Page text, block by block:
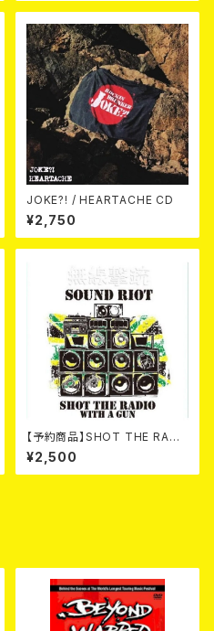
JOKE?! / HEARTACHE CD
¥2,750
【予約商品】SHOT THE RADI
O WITH A GUN / SOUND RI
OT (CD)【8月８日発売】
¥2,500